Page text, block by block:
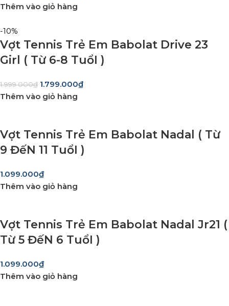
Thêm vào giỏ hàng
-10%
Vợt Tennis Trẻ Em Babolat Drive 23
Girl ( Từ 6-8 TuổI )
1.999.000₫ 1.799.000₫
Thêm vào giỏ hàng
Vợt Tennis Trẻ Em Babolat Nadal ( Từ
9 ĐếN 11 TuổI )
1.099.000₫
Thêm vào giỏ hàng
Vợt Tennis Trẻ Em Babolat Nadal Jr21 (
Từ 5 ĐếN 6 TuổI )
1.099.000₫
Thêm vào giỏ hàng